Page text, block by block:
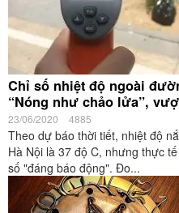
Chỉ số nhiệt độ ngoài
“Nóng như chảo lửa”,
23/06/2020 4885
Theo dự báo thời tiết, nhiệt độ
Hà Nội là 37 độ C, nhưng thực
số "đáng báo động". Đo...